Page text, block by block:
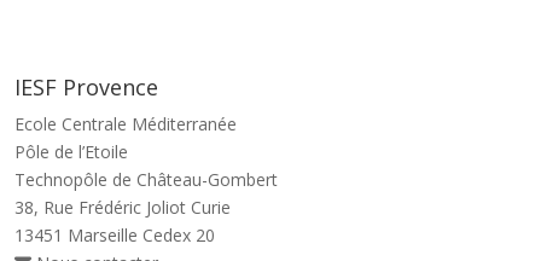
IESF Provence
Ecole Centrale Méditerranée
Pôle de l’Etoile
Technopôle de Château-Gombert
38, Rue Frédéric Joliot Curie
13451 Marseille Cedex 20